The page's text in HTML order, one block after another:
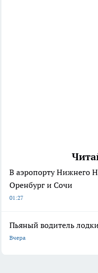
В аэропорту Нижнего
Оренбург и Сочи
01:27
Пьяный водитель
Вчера